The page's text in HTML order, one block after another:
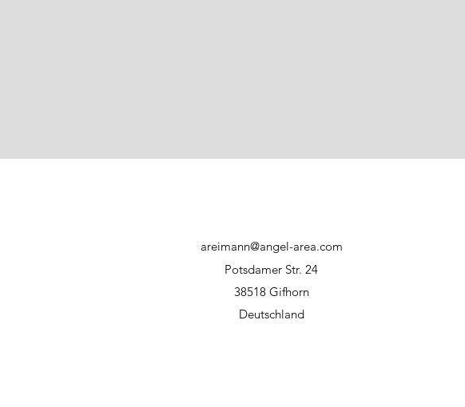
areimann@angel-area.com
Potsdamer Str. 24
38518 Gifhorn
Deutschland